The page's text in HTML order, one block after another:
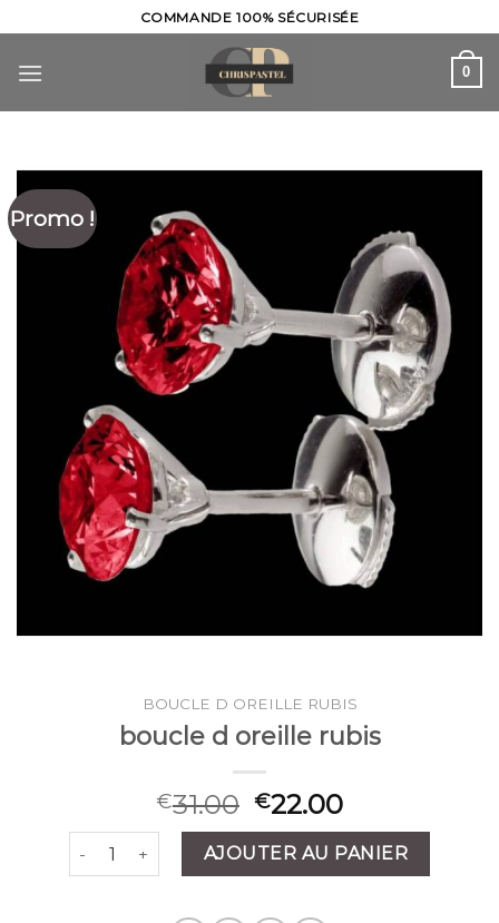
to
content
COMMANDE 100% SÉCURISÉE
0
Promo !
BOUCLE D OREILLE RUBIS
boucle d oreille rubis
€31.00 €22.00
quantité de boucle d oreille rubis
AJOUTER AU PANIER